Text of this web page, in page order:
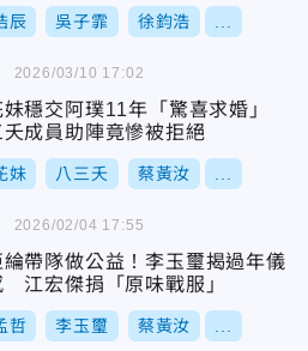
辰 吳子霏 徐鈞浩
妹穩交阿璞11年「驚喜求婚」
夭成員助陣竟慘被拒絕
妹 八三夭 蔡黃汝
2026/03/10 17:02
綸帶隊做公益！李玉璽揭過年儀
江宏傑捐「原味戰服」
哲 李玉璽 蔡黃汝
2026/02/04 17:55